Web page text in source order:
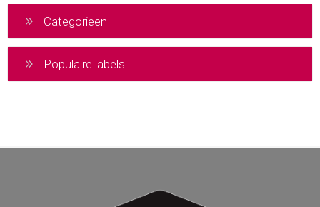
Categorieen
Populaire labels